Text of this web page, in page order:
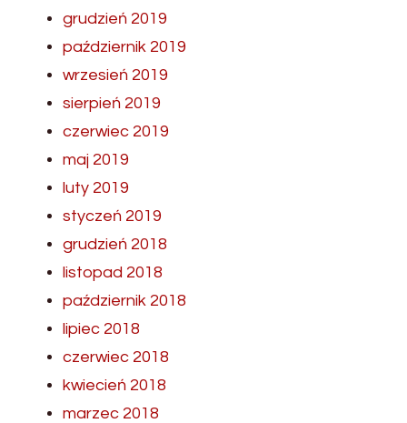
grudzień 2019
październik 2019
wrzesień 2019
sierpień 2019
czerwiec 2019
maj 2019
luty 2019
styczeń 2019
grudzień 2018
listopad 2018
październik 2018
lipiec 2018
czerwiec 2018
kwiecień 2018
marzec 2018